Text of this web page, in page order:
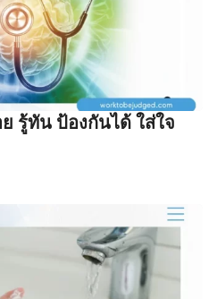
รู้ทัน ป้องกันได้ ใส่ใจ